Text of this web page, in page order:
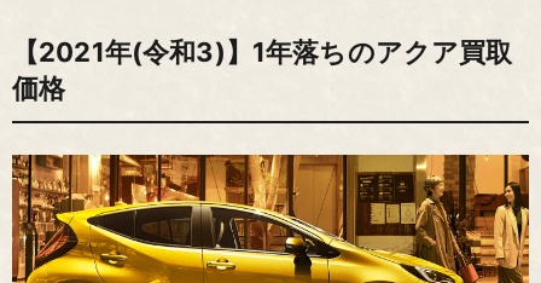
【2021年(令和3)】1年落ちのアクア買取
価格